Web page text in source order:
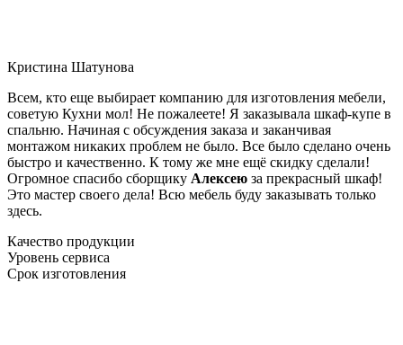
Кристина Шатунова
Всем, кто еще выбирает компанию для изготовления мебели,
советую Кухни мол! Не пожалеете! Я заказывала шкаф-купе в
спальню. Начиная с обсуждения заказа и заканчивая
монтажом никаких проблем не было. Все было сделано очень
быстро и качественно. К тому же мне ещё скидку сделали!
Огромное спасибо сборщику Алексею за прекрасный шкаф!
Это мастер своего дела! Всю мебель буду заказывать только
здесь.
Качество продукции
Уровень сервиса
Срок изготовления